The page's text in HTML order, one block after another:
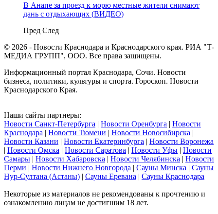
В Анапе за проезд к морю местные жители снимают
дань с отдыхающих (ВИДЕО)
Пред След
© 2026 - Новости Краснодара и Краснодарского края. РИА "Т-
МЕДИА ГРУПП", ООО. Все права защищены.
Информационный портал Краснодара, Сочи. Новости
бизнеса, политики, культуры и спорта. Гороскоп. Новости
Краснодарского Края.
Наши сайты партнеры:
Новости Санкт-Петербурга | Новости Оренбурга | Новости
Краснодара | Новости Тюмени | Новости Новосибирска |
Новости Казани | Новости Екатеринбурга | Новости Воронежа
| Новости Омска | Новости Саратова | Новости Уфы | Новости
Самары | Новости Хабаровска | Новости Челябинска | Новости
Перми | Новости Нижнего Новгорода | Сауны Минска | Сауны
Нур-Султана (Астаны) | Сауны Еревана | Сауны Краснодара
Некоторые из материалов не рекомендованы к прочтению и
ознакомлению лицам не достигшим 18 лет.